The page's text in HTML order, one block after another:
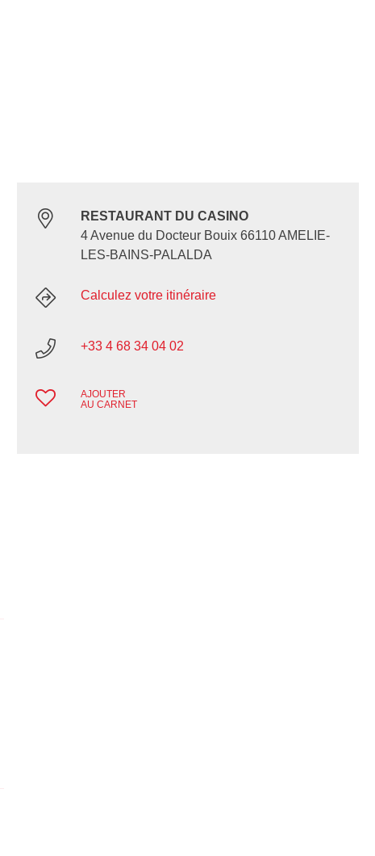
RESTAURANT DU CASINO
4 Avenue du Docteur Bouix 66110 AMELIE-
LES-BAINS-PALALDA
Calculez votre itinéraire
+33 4 68 34 04 02
AJOUTER
AU CARNET